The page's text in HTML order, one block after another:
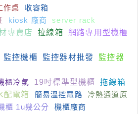
作桌
收容箱
kiosk 廠商
server rack
專賣店 拉線箱
網路專用型機櫃
監控機櫃 監控器材批發
監控器
櫃冷氣 19吋標準型機櫃
拖線箱
配電箱 簡易溫控電路
冷熱通道原
櫃 1u幾公分
機櫃廠商